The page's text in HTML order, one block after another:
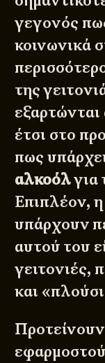
γεγονός
κοινωνικά
της
έτσι στο
πως
αλκοόλγια
Επιπλέον,
υπάρχουν
αυτού του
γειτονιές,
και